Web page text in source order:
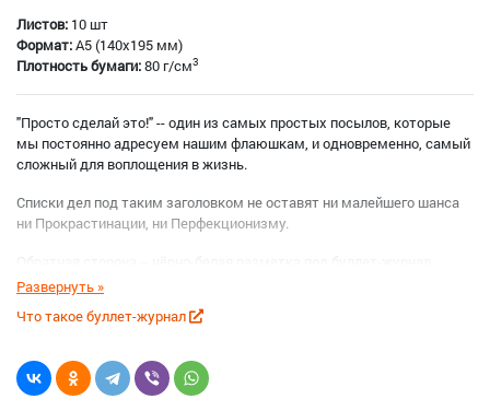
Листов: 10 шт
Формат:A5 (140x195 мм)
Плотность бумаги:80 г/см3
"Просто сделай это!" -- один из самых простых посылов, которые
мы постоянно адресуем нашим флаюшкам, и одновременно, самый
сложный для воплощения в жизнь.
Списки дел под таким заголовком не оставят ни малейшего шанса
ни Прокрастинации, ни Перфекционизму.
Что такое буллет-журнал